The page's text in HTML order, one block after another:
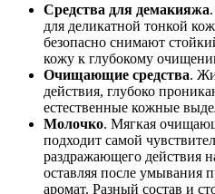
Средства для демакияжа
для деликатной тонкой
безопасно снимают
кожу к глубокому
Очищающие средства.
действия, глубоко
естественные кожные
Молочко. Мягкая
подходит самой
раздражающего действия
оставляя после умывания
аромат. Разный состав и